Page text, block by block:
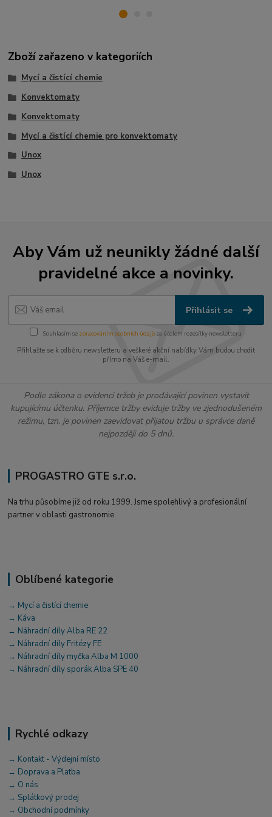
Zboží zařazeno v kategoriích
Mycí a čistící chemie
Konvektomaty
Konvektomaty
Mycí a čistící chemie pro konvektomaty
Unox
Unox
Aby Vám už neunikly žádné další
pravidelné akce a novinky.
Přihlásit se
Souhlasím se zpracováním osobních údajůza účelem rozesílky newsletteru.
Přihlašte se k odběru newsletteru a veškeré akční nabídky Vám budou chodit
přímo na Váš e-mail.
Podle zákona o evidenci tržeb je prodávající povinen vystavit
kupujícímu účtenku. Příjemce tržby eviduje tržby ve zjednodušeném
režimu, tzn. je povinen zaevidovat přijatou tržbu u správce daně
nejpozději do 5 dnů.
PROGASTRO GTE s.r.o.
Na trhu působíme již od roku 1999. Jsme spolehlivý a profesionální
partner v oblasti gastronomie.
Oblíbené kategorie
→ Mycí a čistící chemie
→ Káva
→ Náhradní díly Alba RE 22
→ Náhradní díly Fritézy FE
→ Náhradní díly myčka Alba M 1000
→ Náhradní díly sporák Alba SPE 40
Rychlé odkazy
→ Kontakt - Výdejní místo
→ Doprava a Platba
→ O nás
→ Splátkový prodej
→ Obchodní podmínky